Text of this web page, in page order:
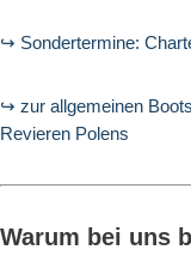
↪ Sondertermine:
↪ zur allgemeinen
Revieren Polens
Warum bei uns